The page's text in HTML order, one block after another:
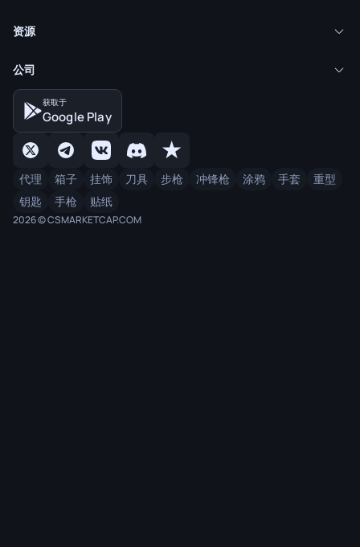
资源
公司
获取于
Google Play
代理 箱子 挂饰 刀具 步枪 冲锋枪 涂鸦 手套
重型
钥匙
手枪 贴纸
2026 © CSMARKETCAP.COM